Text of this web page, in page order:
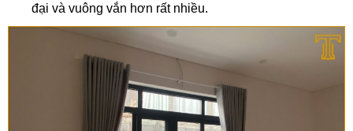
đại và vuông vắn hơn rất nhiều.